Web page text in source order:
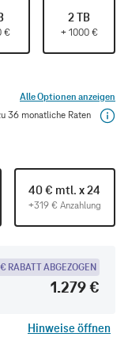
€
2 TB
+ 1000 €
Alle Optionen anzeigen
36 monatliche Raten
40 € mtl. x 24
+319 € Anzahlung
RABATT ABGEZOGEN
1.279 €
Hinweise öffnen